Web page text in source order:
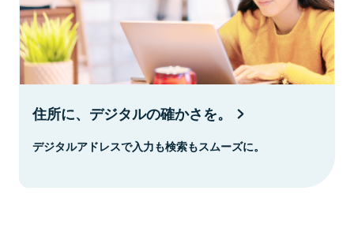
住所に、デジタルの確かさを。
デジタルアドレスで入力も検索もスムーズに。